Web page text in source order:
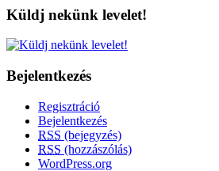
Küldj nekünk levelet!
Bejelentkezés
Regisztráció
Bejelentkezés
RSS (bejegyzés)
RSS (hozzászólás)
WordPress.org